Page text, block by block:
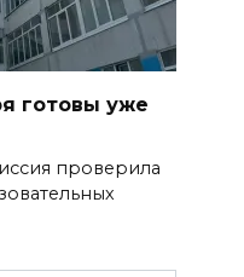
готовы уже
проверила